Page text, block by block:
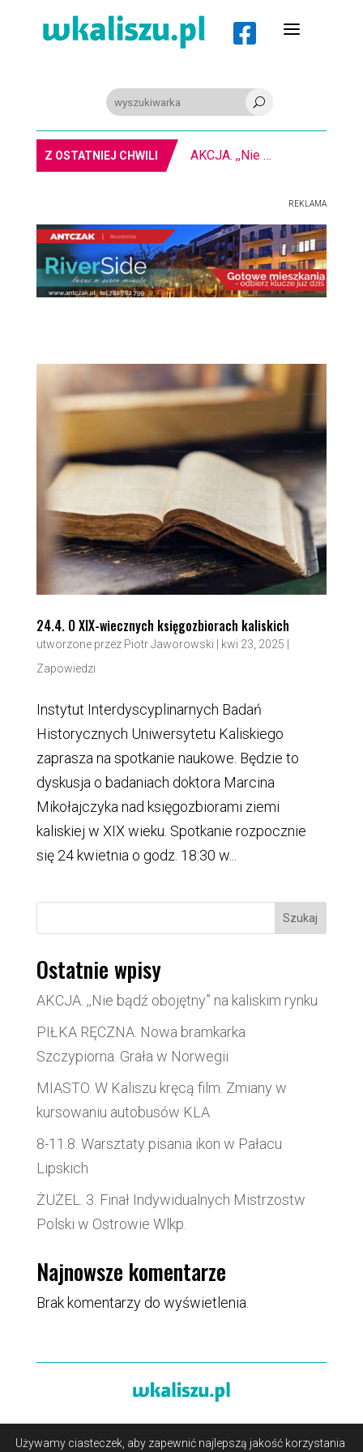
 a
U
Z OSTATNIEJ CHWILI AKCJA. ,,Nie bądź obojętny” na kaliskim rynku
REKLAMA
24.4. O XIX-wiecznych księgozbiorach kaliskich
utworzone przez Piotr Jaworowski kwi 23, 2025
Zapowiedzi
Instytut Interdyscyplinarnych Badań
Historycznych Uniwersytetu Kaliskiego
zaprasza na spotkanie naukowe. Będzie to
dyskusja o badaniach doktora Marcina
Mikołajczyka nad księgozbiorami ziemi
kaliskiej w XIX wieku. Spotkanie rozpocznie
się 24 kwietnia o godz. 18:30 w...
Szukaj
Ostatnie wpisy
AKCJA. ,,Nie bądź obojętny” na kaliskim rynku
PIŁKA RĘCZNA. Nowa bramkarka
Szczypiorna. Grała w Norwegii
MIASTO. W Kaliszu kręcą film. Zmiany w
kursowaniu autobusów KLA
8-11.8. Warsztaty pisania ikon w Pałacu
Lipskich
ŻUŻEL. 3. Finał Indywidualnych Mistrzostw
Polski w Ostrowie Wlkp.
Najnowsze komentarze
Brak komentarzy do wyświetlenia.
O portalu/Reklama/ Polityka prywatności i pliki cookies
Używamy ciasteczek, aby zapewnić najlepszą jakość korzystania